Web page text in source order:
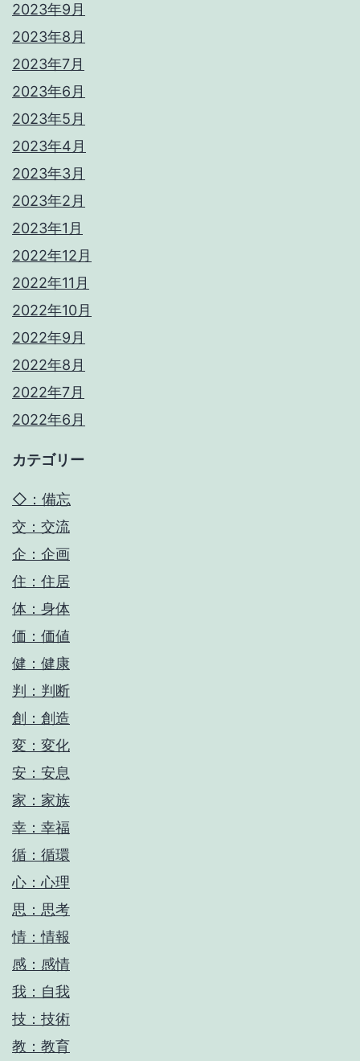
2023年9月
2023年8月
2023年7月
2023年6月
2023年5月
2023年4月
2023年3月
2023年2月
2023年1月
2022年12月
2022年11月
2022年10月
2022年9月
2022年8月
2022年7月
2022年6月
カテゴリー
◇：備忘
交：交流
企：企画
住：住居
体：身体
価：価値
健：健康
判：判断
創：創造
変：変化
安：安息
家：家族
幸：幸福
循：循環
心：心理
思：思考
情：情報
感：感情
我：自我
技：技術
教：教育